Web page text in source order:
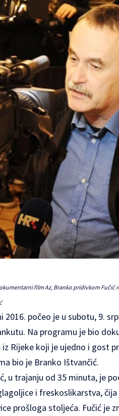
film Az, Branko pridivkom Fučić
počeo je u subotu, 9.
Na programu je bio
Rijeke koji je ujedno i gost
bio je Branko Ištvančić.
u trajanju od 35 minuta, je
i freskoslikarstva,
prošloga stoljeća. Fučić je